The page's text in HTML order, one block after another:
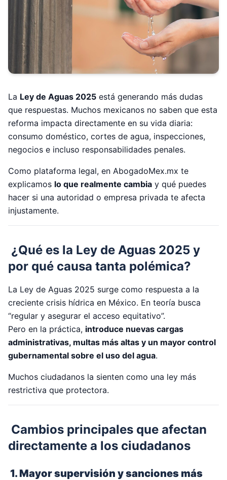
La Ley de Aguas 2025 está generando más dudas
que respuestas. Muchos mexicanos no saben que esta
reforma impacta directamente en su vida diaria:
consumo doméstico, cortes de agua, inspecciones,
negocios e incluso responsabilidades penales.
Como plataforma legal, en AbogadoMex.mx te
explicamos lo que realmente cambia y qué puedes
hacer si una autoridad o empresa privada te afecta
injustamente.
¿Qué es la Ley de Aguas 2025 y
por qué causa tanta polémica?
La Ley de Aguas 2025 surge como respuesta a la
creciente crisis hídrica en México. En teoría busca
“regular y asegurar el acceso equitativo”.
Pero en la práctica, introduce nuevas cargas
administrativas, multas más altas y un mayor control
gubernamental sobre el uso del agua.
Muchos ciudadanos la sienten como una ley más
restrictiva que protectora.
Cambios principales que afectan
directamente a los ciudadanos
1. Mayor supervisión y sanciones más